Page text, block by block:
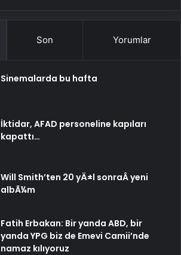
Son Yorumlar
Sinemalarda bu hafta
İktidar, AFAD personeline kapıları
kapattı…
Will Smith’ten 20 yÄ±l sonraÂ yeni
albÃ¼m
Fatih Erbakan: Bir yanda ABD, bir
yanda YPG biz de Emevi Camii’nde
namaz kılıyoruz